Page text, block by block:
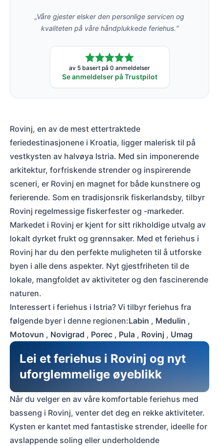
„Våre gjester elsker den personlige servicen og
kvaliteten på våre håndplukkede feriehus.“
av 5 basert på 0 anmeldelser
Se anmeldelser på Trustpilot
Rovinj, en av de mest ettertraktede
feriedestinasjonene i Kroatia, ligger malerisk til på
vestkysten av halvøya Istria. Med sin imponerende
arkitektur, forfriskende strender og inspirerende
sceneri, er Rovinj en magnet for både kunstnere og
ferierende. Som en tradisjonsrik fiskerlandsby, tilbyr
Rovinj regelmessige fiskerfester og -markeder.
Markedet i Rovinj er kjent for sitt rikholdige utvalg av
lokalt dyrket frukt og grønnsaker. Med et feriehus i
Rovinj har du den perfekte muligheten til å utforske
byen i alle dens aspekter. Nyt gjestfriheten til de
lokale, mangfoldet av aktiviteter og den fascinerende
naturen.
Interessert i feriehus i Istria? Vi tilbyr feriehus fra
følgende byer i denne regionen:Labin , Medulin ,
Motovun , Novigrad , Porec , Pula , Rovinj , Umag
Lei et feriehus i Rovinj og nyt
uforglemmelige øyeblikk
Når du velger en av våre komfortable feriehus med
basseng i Rovinj, venter det deg en rekke aktiviteter.
Kysten er kantet med fantastiske strender, ideelle for
avslappende soling eller underholdende